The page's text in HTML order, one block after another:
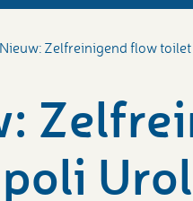
Nieuw: Zelfreinigend flow